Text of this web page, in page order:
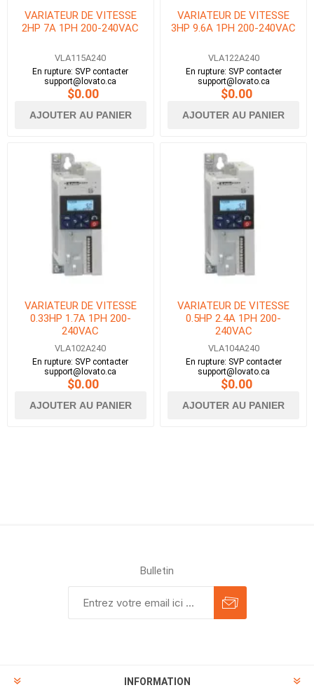
VARIATEUR DE VITESSE
2HP 7A 1PH 200-240VAC
VLA115A240
En rupture: SVP contacter
support@lovato.ca
$0.00
AJOUTER AU PANIER
VARIATEUR DE VITESSE
3HP 9.6A 1PH 200-240VAC
VLA122A240
En rupture: SVP contacter
support@lovato.ca
$0.00
AJOUTER AU PANIER
VARIATEUR DE VITESSE
0.33HP 1.7A 1PH 200-
240VAC
VLA102A240
En rupture: SVP contacter
support@lovato.ca
$0.00
AJOUTER AU PANIER
VARIATEUR DE VITESSE
0.5HP 2.4A 1PH 200-
240VAC
VLA104A240
En rupture: SVP contacter
support@lovato.ca
$0.00
AJOUTER AU PANIER
Bulletin
INFORMATION